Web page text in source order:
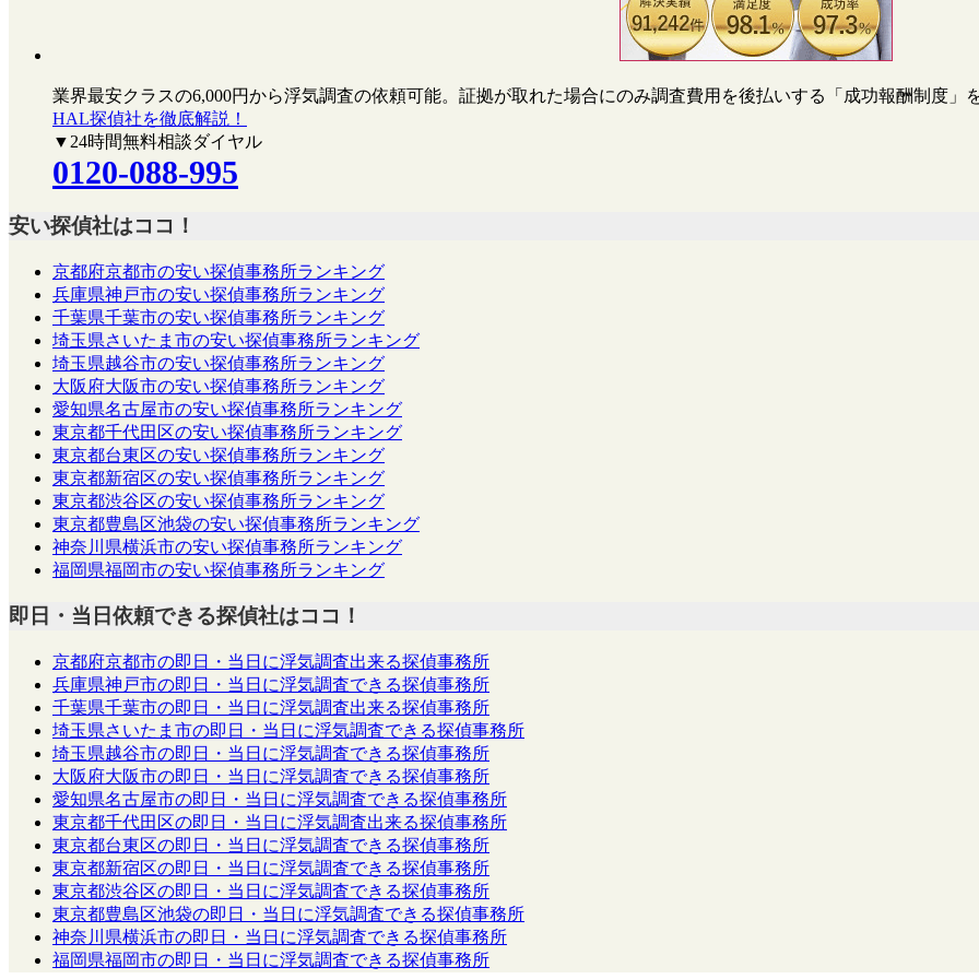
業界最安クラスの6,000円から浮気調査の依頼可能。証拠が取れた場合にのみ調査費用を後払いする「成功報酬制度」
HAL探偵社を徹底解説！
▼24時間無料相談ダイヤル
0120-088-995
安い探偵社はココ！
京都府京都市の安い探偵事務所ランキング
兵庫県神戸市の安い探偵事務所ランキング
千葉県千葉市の安い探偵事務所ランキング
埼玉県さいたま市の安い探偵事務所ランキング
埼玉県越谷市の安い探偵事務所ランキング
大阪府大阪市の安い探偵事務所ランキング
愛知県名古屋市の安い探偵事務所ランキング
東京都千代田区の安い探偵事務所ランキング
東京都台東区の安い探偵事務所ランキング
東京都新宿区の安い探偵事務所ランキング
東京都渋谷区の安い探偵事務所ランキング
東京都豊島区池袋の安い探偵事務所ランキング
神奈川県横浜市の安い探偵事務所ランキング
福岡県福岡市の安い探偵事務所ランキング
即日・当日依頼できる探偵社はココ！
京都府京都市の即日・当日に浮気調査出来る探偵事務所
兵庫県神戸市の即日・当日に浮気調査できる探偵事務所
千葉県千葉市の即日・当日に浮気調査出来る探偵事務所
埼玉県さいたま市の即日・当日に浮気調査できる探偵事務所
埼玉県越谷市の即日・当日に浮気調査できる探偵事務所
大阪府大阪市の即日・当日に浮気調査できる探偵事務所
愛知県名古屋市の即日・当日に浮気調査できる探偵事務所
東京都千代田区の即日・当日に浮気調査出来る探偵事務所
東京都台東区の即日・当日に浮気調査できる探偵事務所
東京都新宿区の即日・当日に浮気調査できる探偵事務所
東京都渋谷区の即日・当日に浮気調査できる探偵事務所
東京都豊島区池袋の即日・当日に浮気調査できる探偵事務所
神奈川県横浜市の即日・当日に浮気調査できる探偵事務所
福岡県福岡市の即日・当日に浮気調査できる探偵事務所